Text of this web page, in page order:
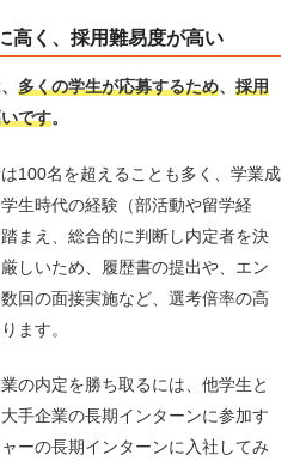
高く、採用難易度が高い
多くの学生が応募するため、 採用
です。
100名を超えることも多く、学業成
生時代の経験（部活動や留学経
まえ、総合的に判断し内定者を決
しいため、履歴書の提出や、エン
回の面接実施など、選考倍率の高
ます。
の内定を勝ち取るには、他学生と
手企業の長期インターンに参加す
ーの長期インターンに入社してみ